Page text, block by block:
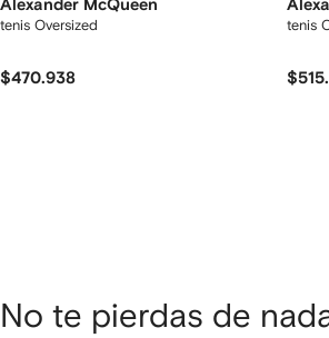
Alexander McQueen
tenis Oversized
$470.938
tenis
No te pierdas de